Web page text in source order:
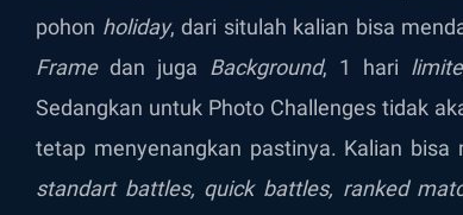
pohon holiday, dari situlah kalian bisa
Framedan juga Background, 1 hari
Sedangkan untuk Photo Challenges tidak
tetap menyenangkan pastinya. Kalian
standart battles, quick battles, ranked